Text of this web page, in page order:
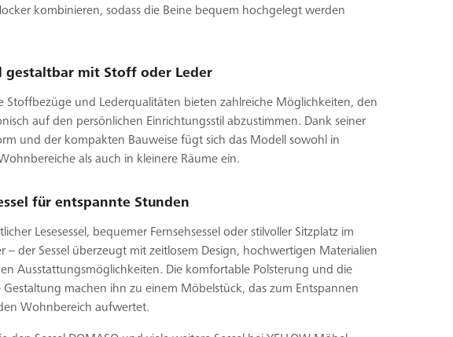
kombinieren, sodass die Beine bequem hochgelegt werden
gestaltbar mit Stoff oder Leder
Stoffbezüge und Lederqualitäten bieten zahlreiche Möglichkeiten, den
auf den persönlichen Einrichtungsstil abzustimmen. Dank seiner
und der kompakten Bauweise fügt sich das Modell sowohl in
als auch in kleinere Räume ein.
für entspannte Stunden
Lesesessel, bequemer Fernsehsessel oder stilvoller Sitzplatz im
– der Sessel überzeugt mit zeitlosem Design, hochwertigen Materialien
Ausstattungsmöglichkeiten. Die komfortable Polsterung und die
machen ihn zu einem Möbelstück, das zum Entspannen
Wohnbereich aufwertet.